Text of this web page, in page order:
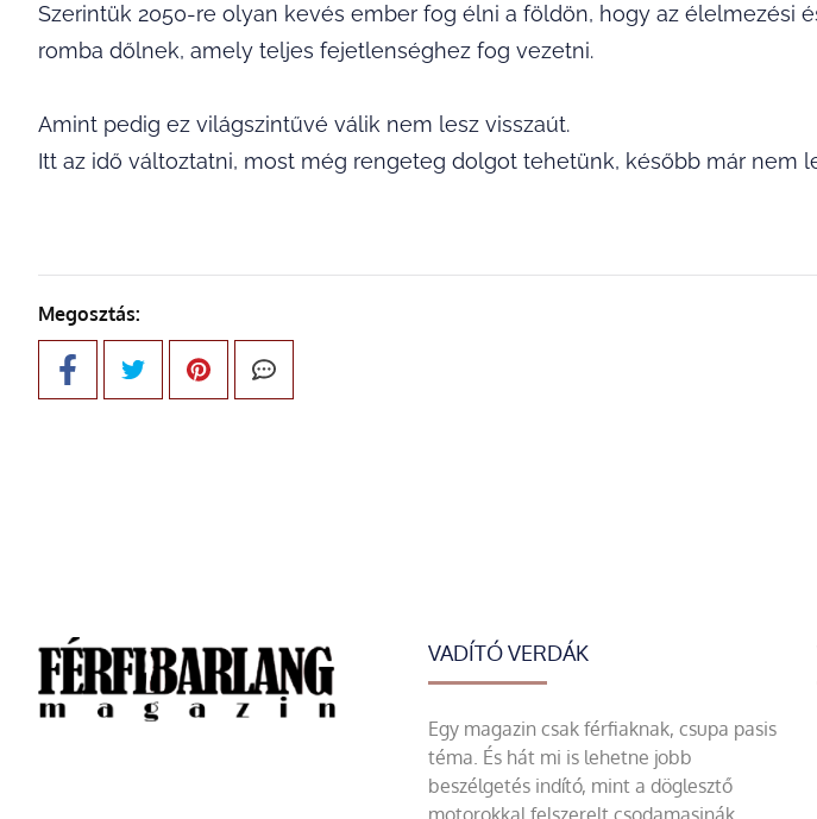
Szerintük 2050-re olyan kevés ember fog élni a földön, hogy az élelmezési
romba dőlnek, amely teljes fejetlenséghez fog vezetni.
Amint pedig ez világszintűvé válik nem lesz visszaút.
Itt az idő változtatni, most még rengeteg dolgot tehetünk, később már nem
Megosztás:
VADÍTÓ VERDÁK
Egy magazin csak férfiaknak, csupa pasis
téma. És hát mi is lehetne jobb
beszélgetés indító, mint a döglesztő
motorokkal felszerelt csodamasinák,